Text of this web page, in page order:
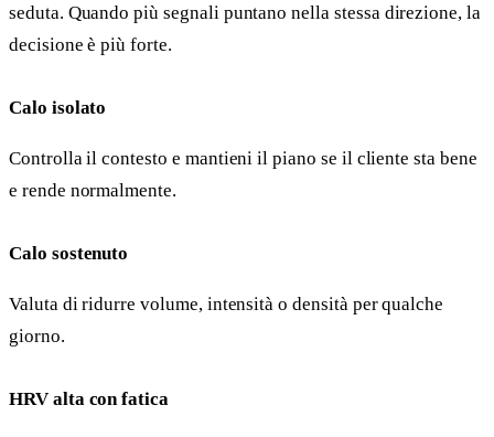
seduta. Quando più segnali puntano nella stessa direzione, la
decisione è più forte.
Calo isolato
Controlla il contesto e mantieni il piano se il cliente sta bene
e rende normalmente.
Calo sostenuto
Valuta di ridurre volume, intensità o densità per qualche
giorno.
HRV alta con fatica